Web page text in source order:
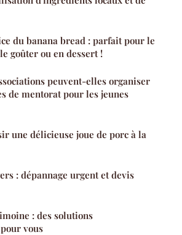
du banana bread : parfait pour le
goûter ou en dessert !
peuvent-elles organiser
de mentorat pour les jeunes
une délicieuse joue de porc à la
: dépannage urgent et devis
: des solutions
vous